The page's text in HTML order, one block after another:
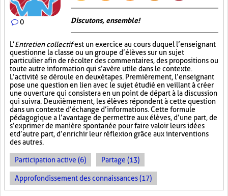
0 Discutons, ensemble!
L’Entretien collectifest un exercice au cours duquel l’enseignant
questionne la classe ou un groupe d’élèves sur un sujet
particulier afin de récolter des commentaires, des propositions ou
toute autre information qui s’avère utile dans le contexte.
L’activité se déroule en deux étapes. Premièrement, l’enseignant
pose une question en lien avec le sujet étudié en veillant à créer
une ouverture qui consistera en un point de départ à la discussion
qui suivra. Deuxièmement, les élèves répondent à cette question
dans un contexte d’échange d’informations. Cette formule
pédagogique a l’avantage de permettre aux élèves, d’une part, de
s’exprimer de manière spontanée pour faire valoir leurs idées
et d’autre part, d’enrichir leur réflexion grâce aux interventions
des autres.
Participation active (6) Partage (13)
Approfondissement des connaissances (17)